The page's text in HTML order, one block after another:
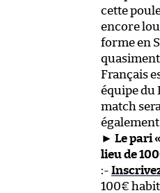
cette
encore
forme en
quasiment
Français
équipe du
match
► Le pari
lieu de
:-
100€